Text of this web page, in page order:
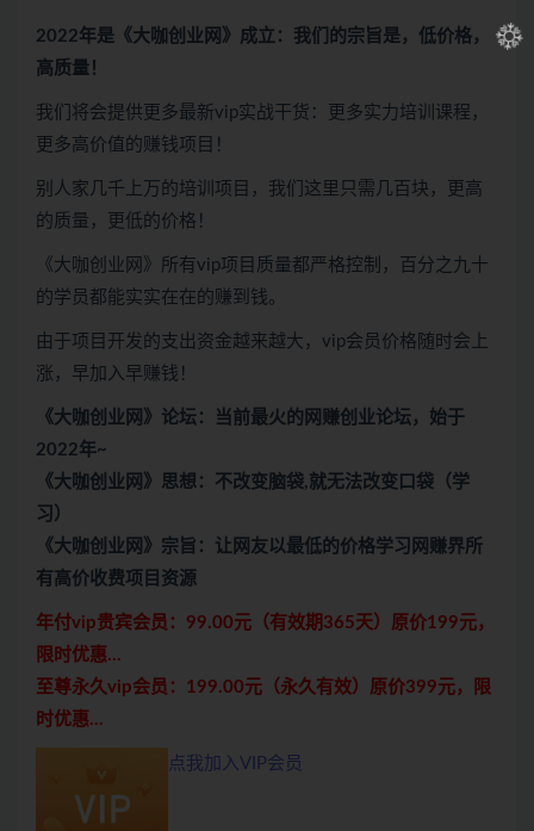
2022年是《大咖创业网》成立：我们的宗旨是，低价格，
高质量！
我们将会提供更多最新vip实战干货：更多实力培训课程，
更多高价值的赚钱项目！
别人家几千上万的培训项目，我们这里只需几百块，更高
的质量，更低的价格！
《大咖创业网》所有vip项目质量都严格控制，百分之九十
的学员都能实实在在的赚到钱。
由于项目开发的支出资金越来越大，vip会员价格随时会上
涨，早加入早赚钱！
《大咖创业网》论坛：当前最火的网赚创业论坛，始于
2022年~
《大咖创业网》思想：不改变脑袋,就无法改变口袋（学
习）
《大咖创业网》宗旨：让网友以最低的价格学习网赚界所
有高价收费项目资源
年付vip贵宾会员：99.00元（有效期365天）原价199元，
限时优惠…
至尊永久vip会员：199.00元（永久有效）原价399元，
限
时优惠…
点我加入VIP会员